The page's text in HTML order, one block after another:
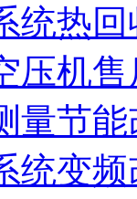
统热回
压机
量节能
统变频